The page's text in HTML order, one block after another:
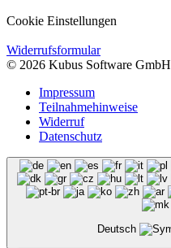
Cookie Einstellungen
Widerrufsformular
© 2026 Kubus Software GmbH
Impressum
Teilnahmehinweise
Widerruf
Datenschutz
Deutsch